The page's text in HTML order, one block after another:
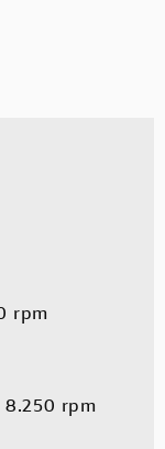
rpm
rpm